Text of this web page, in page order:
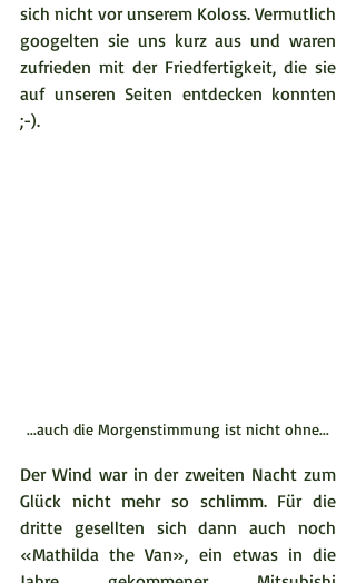
sich nicht vor unserem Koloss. Vermutlich
googelten sie uns kurz aus und waren
zufrieden mit der Friedfertigkeit, die sie
auf unseren Seiten entdecken konnten
;-).
...auch die Morgenstimmung ist nicht ohne...
Der Wind war in der zweiten Nacht zum
Glück nicht mehr so schlimm. Für die
dritte gesellten sich dann auch noch
«Mathilda the Van», ein etwas in die